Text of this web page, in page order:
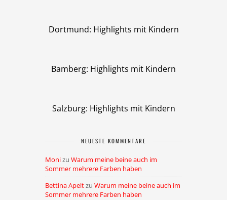
Dortmund: Highlights mit Kindern
Bamberg: Highlights mit Kindern
Salzburg: Highlights mit Kindern
NEUESTE KOMMENTARE
Monizu Warum meine beine auch im
Sommer mehrere Farben haben
Bettina Apeltzu Warum meine beine auch im
Sommer mehrere Farben haben